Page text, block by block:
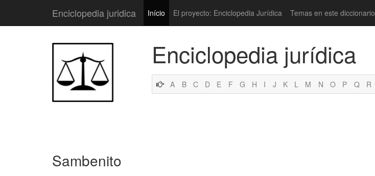
Enciclopedia juridica Início El proyecto: Enciclopedia Jurídica Temas en este diccionario
Enciclopedia jurídica
A B C D E F G H I J K L M N O P Q R
Sambenito